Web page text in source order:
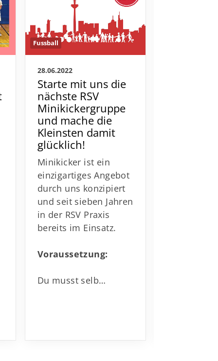
Fussball
28.06.2022
Starte mit uns die
nächste RSV
Minikickergruppe
und mache die
Kleinsten damit
glücklich!
Minikicker ist ein
einzigartiges Angebot
durch uns konzipiert
und seit sieben Jahren
in der RSV Praxis
bereits im Einsatz.
Voraussetzung:
Du musst selb…